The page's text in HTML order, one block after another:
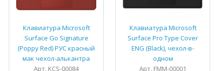
Клавиатура Microsoft
Surface Go Signature
(Poppy Red) РУС красный
мак чехол-алькантра
Арт. KCS-00084
Клавиатура Microsoft
Surface Pro Type Cover
ENG (Black), чехол-в-
одном
Арт. FMM-00001